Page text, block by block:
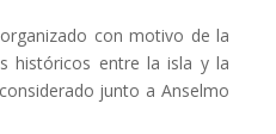
con motivo de la
históricos entre la isla y la
junto a Anselmo